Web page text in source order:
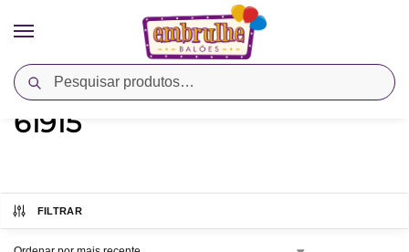
Pesquisar
Início Produtos marcados com a tag “61915”
61915
FILTRAR